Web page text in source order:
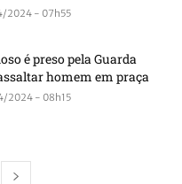
2024 - 07h55
é preso pela Guarda
homem em praça
2024 - 08h15